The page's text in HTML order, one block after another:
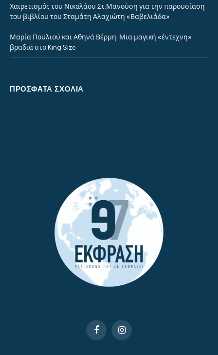
Χαιρετισμός του Νικολάου Στ.Μανούση για την παρουσίαση
του βιβλίου του Σταμάτη Αλαχιώτη «Βαβελιάδα»
Μαρία Πουλιού και Αθηνά Βέρμη: Μια μαγική «έντεχνη»
βραδιά στο King Size
ΠΡΌΣΦΑΤΑ ΣΧΌΛΙΑ
FacebookInstagram